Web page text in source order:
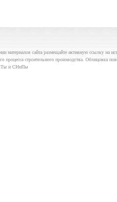
материалов сайта размещайте активную ссылку на
процесса строительного производства.
и СНиПы